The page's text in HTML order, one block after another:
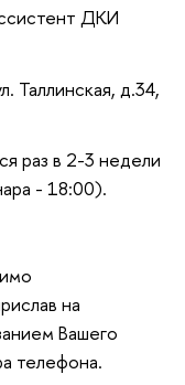
ДКИ
Таллинская, д.34,
раз в 2-3 недели
- 18:00).
на
Вашего
телефона.